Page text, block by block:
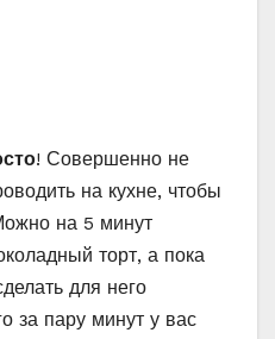
! Совершенно не
на кухне, чтобы
на 5 минут
торт, а пока
для него
за пару минут у вас